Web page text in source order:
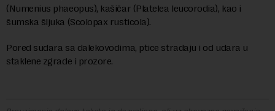
(Numenius phaeopus), kašičar (Platelea leucorodia), kao i
šumska šljuka (Scolopax rusticola).
Pored sudara sa dalekovodima, ptice stradaju i od udara u
staklene zgrade i prozore.